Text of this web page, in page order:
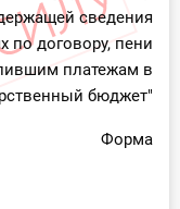
сведения
по договору, пени
платежам в
бюджет"
Форма